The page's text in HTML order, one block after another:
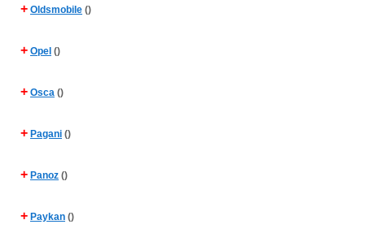
+ Oldsmobile ()
+ Opel ()
+ Osca ()
+ Pagani ()
+ Panoz ()
+ Paykan ()